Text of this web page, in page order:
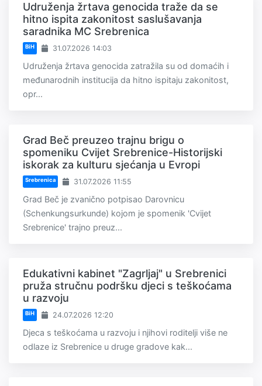
Udruženja žrtava genocida traže da se
hitno ispita zakonitost saslušavanja
saradnika MC Srebrenica
BiH 31.07.2026 14:03
Udruženja žrtava genocida zatražila su od domaćih i
međunarodnih institucija da hitno ispitaju zakonitost,
opr...
Grad Beč preuzeo trajnu brigu o
spomeniku Cvijet Srebrenice-Historijski
iskorak za kulturu sjećanja u Evropi
Srebrenica 31.07.2026 11:55
Grad Beč je zvanično potpisao Darovnicu
(Schenkungsurkunde) kojom je spomenik 'Cvijet
Srebrenice' trajno preuz...
Edukativni kabinet "Zagrljaj" u Srebrenici
pruža stručnu podršku djeci s teškoćama
u razvoju
BiH 24.07.2026 12:20
Djeca s teškoćama u razvoju i njihovi roditelji više ne
odlaze iz Srebrenice u druge gradove kak...